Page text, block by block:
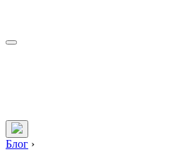
Блог ›